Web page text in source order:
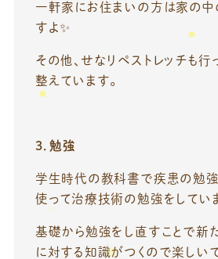
一軒家にお住まいの方は家の中
すよ✨
その他、せなリペストレッチも
整えています。
3．勉強
学生時代の教科書で疾患の勉
使って治療技術の勉強をしてい
基礎から勉強をし直すことで新
に対する知識がつくので楽しいで